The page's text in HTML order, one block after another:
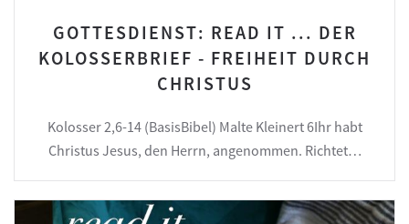
GOTTESDIENST: READ IT ... DER
KOLOSSERBRIEF - FREIHEIT DURCH
CHRISTUS
Kolosser 2,6-14 (BasisBibel) Malte Kleinert 6Ihr habt
Christus Jesus, den Herrn, angenommen. Richtet…